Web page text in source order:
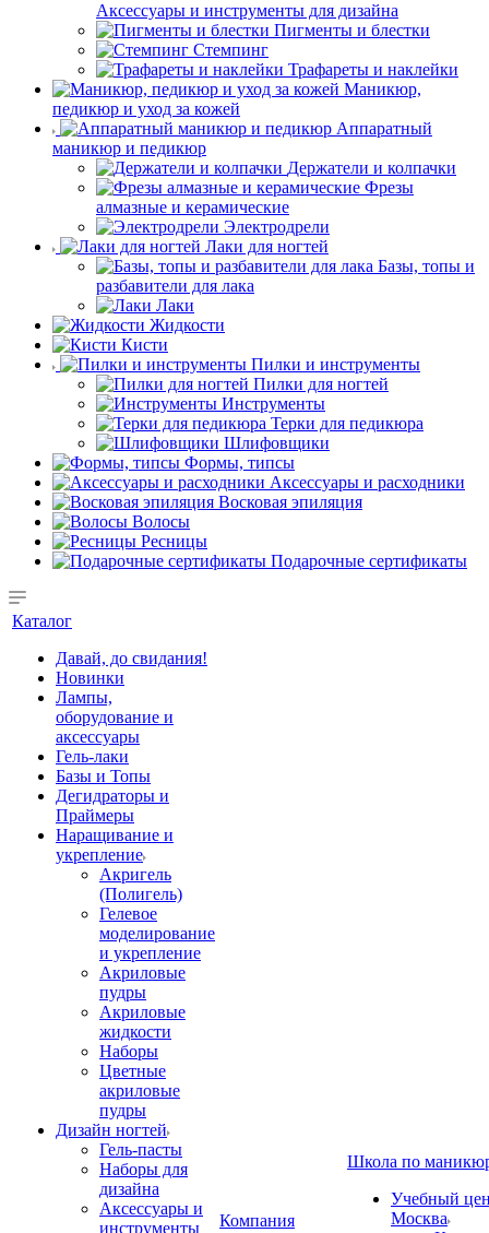
Аксессуары и инструменты для дизайна
Пигменты и блестки
Стемпинг
Трафареты и наклейки
Маникюр,
педикюр и уход за кожей
Аппаратный
маникюр и педикюр
Держатели и колпачки
Фрезы
алмазные и керамические
Электродрели
Лаки для ногтей
Базы, топы и
разбавители для лака
Лаки
Жидкости
Кисти
Пилки и инструменты
Пилки для ногтей
Инструменты
Терки для педикюра
Шлифовщики
Формы, типсы
Аксессуары и расходники
Восковая эпиляция
Волосы
Ресницы
Подарочные сертификаты
Каталог
Давай, до свидания!
Новинки
Лампы,
оборудование и
аксессуары
Гель-лаки
Базы и Топы
Дегидраторы и
Праймеры
Наращивание и
укрепление
Акригель
(Полигель)
Гелевое
моделирование
и укрепление
Акриловые
пудры
Акриловые
жидкости
Наборы
Цветные
акриловые
пудры
Дизайн ногтей
Гель-пасты
Наборы для
дизайна
Аксессуары и
инструменты
Компания
Школа по
Учебный
Москва